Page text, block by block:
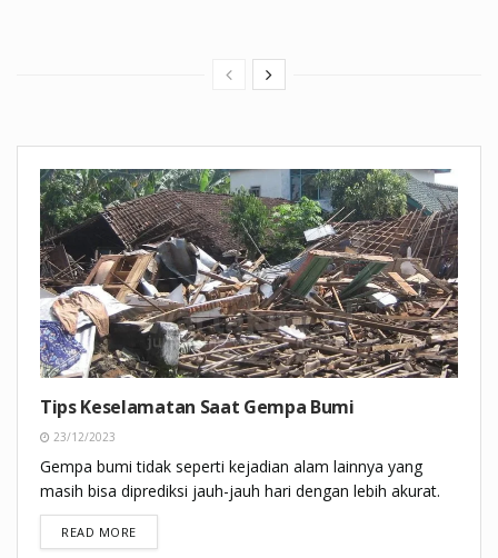
Tips Keselamatan Saat Gempa Bumi
23/12/2023
Gempa bumi tidak seperti kejadian alam lainnya yang
masih bisa diprediksi jauh-jauh hari dengan lebih akurat.
READ MOREDETAILS